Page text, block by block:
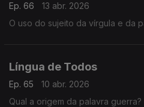
Ep. 66
13 abr. 2026
O uso do sujeito da vírgula e da
Língua de Todos
Ep. 65
10 abr. 2026
Qual a origem da palavra guerra?